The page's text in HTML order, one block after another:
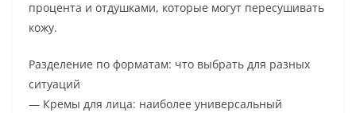
процента и отдушками, которые могут пересушивать
кожу.
Разделение по форматам: что выбрать для разных
ситуаций
— Кремы для лица: наиболее универсальный